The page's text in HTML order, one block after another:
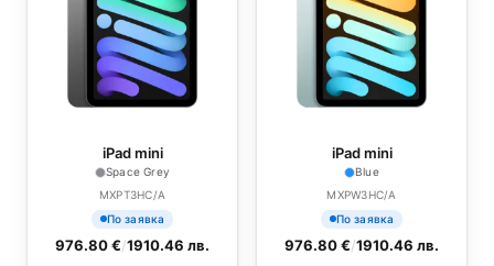
iPad mini
Space Grey
MXPT3HC/A
По заявка
976.80 €/1910.46 лв.
iPad mini
Blue
MXPW3HC/A
По заявка
976.80 €/1910.46 лв.